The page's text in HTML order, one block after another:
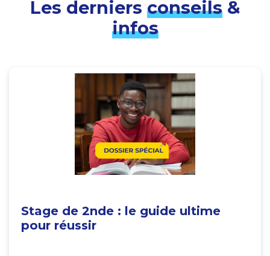
Les derniers conseils&
infos
Stage de 2nde : le guide ultime
pour réussir